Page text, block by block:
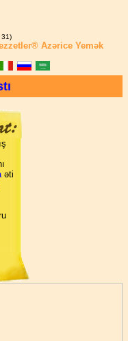
31)
Azərice Yemək
əti